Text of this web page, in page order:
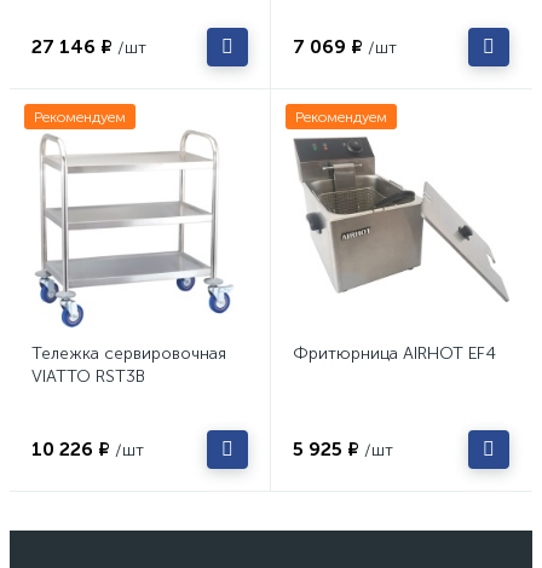
27 146 ₽ /шт 7 069 ₽ /шт
Рекомендуем
Тележка сервировочная
VIATTO RST3B
10 226 ₽ /шт
Рекомендуем
Фритюрница AIRHOT EF4
5 925 ₽ /шт